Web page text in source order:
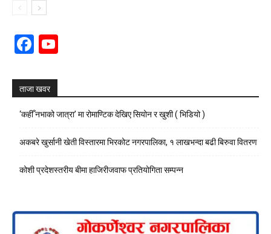
Facebook
ताजा खवर
‘कहीँ नभाको जात्रा’ मा रोमाण्टिक देखिए सियोन र खुशी ( भिडियो )
अकबरे खुर्सानी खेती विस्तारमा भिरकोट नगरपालिका, १ लाखभन्दा बढी बिरुवा वितरण
कोशी प्रदेशस्तरीय बीमा हाजिरीजवाफ प्रतियोगिता सम्पन्न